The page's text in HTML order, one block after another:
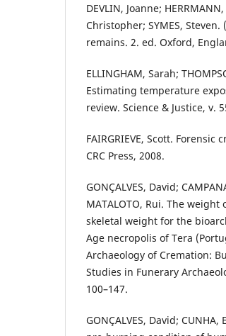
DEVLIN, Joanne;
Christopher; SYMES,
remains. 2. ed. Oxford,
ELLINGHAM, Sarah;
Estimating temperature
review. Science & Justice, v.
FAIRGRIEVE, Scott.
CRC Press, 2008.
GONÇALVES, David;
MATALOTO, Rui. The
skeletal weight for the
Age necropolis of Tera
Archaeology of Cremation:
Studies in Funerary
100–147.
GONÇALVES, David;